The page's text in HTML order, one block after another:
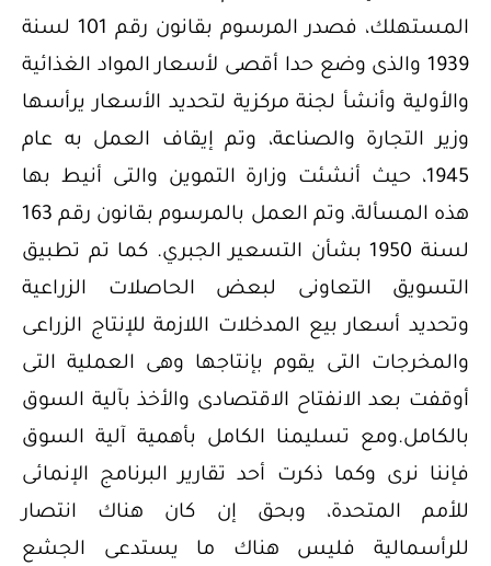
المستهلك، فصدر المرسوم بقانون رقم 101 لسنة
1939 والذى وضع حدا أقصى لأسعار المواد الغذائية
والأولية وأنشأ لجنة مركزية لتحديد الأسعار يرأسها
وزير التجارة والصناعة، وتم إيقاف العمل به عام
1945، حيث أنشئت وزارة التموين والتى أنيط بها
هذه المسألة، وتم العمل بالمرسوم بقانون رقم 163
لسنة 1950 بشأن التسعير الجبري. كما تم تطبيق
التسويق التعاونى لبعض الحاصلات الزراعية
وتحديد أسعار بيع المدخلات اللازمة للإنتاج الزراعى
والمخرجات التى يقوم بإنتاجها وهى العملية التى
أوقفت بعد الانفتاح الاقتصادى والأخذ بآلية السوق
بالكامل.ومع تسليمنا الكامل بأهمية آلية السوق
فإننا نرى وكما ذكرت أحد تقارير البرنامج الإنمائى
للأمم المتحدة، وبحق إن كان هناك انتصار
للرأسمالية فليس هناك ما يستدعى الجشع